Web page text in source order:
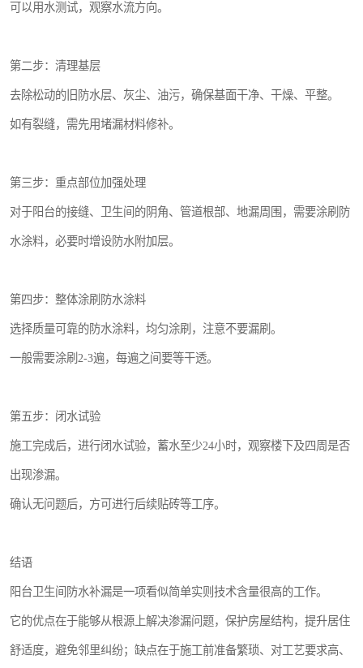
可以用水测试，观察水流方向。
第二步：清理基层
去除松动的旧防水层、灰尘、油污，确保基面干净、干燥、平整。
如有裂缝，需先用堵漏材料修补。
第三步：重点部位加强处理
对于阳台的接缝、卫生间的阴角、管道根部、地漏周围，需要涂刷防
水涂料，必要时增设防水附加层。
第四步：整体涂刷防水涂料
选择质量可靠的防水涂料，均匀涂刷，注意不要漏刷。
一般需要涂刷2-3遍，每遍之间要等干透。
第五步：闭水试验
施工完成后，进行闭水试验，蓄水至少24小时，观察楼下及四周是否
出现渗漏。
确认无问题后，方可进行后续贴砖等工序。
结语
阳台卫生间防水补漏是一项看似简单实则技术含量很高的工作。
它的优点在于能够从根源上解决渗漏问题，保护房屋结构，提升居住
舒适度，避免邻里纠纷；缺点在于施工前准备繁琐、对工艺要求高、